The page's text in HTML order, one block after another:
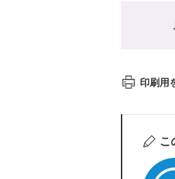
印刷用
こ